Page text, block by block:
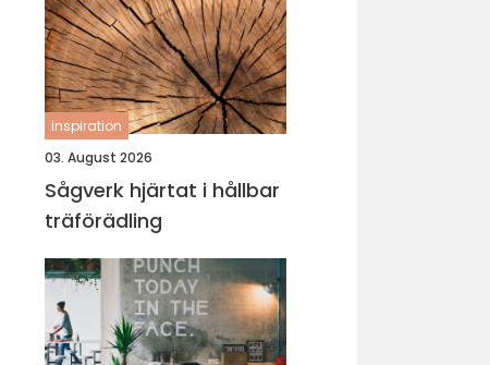
inspiration
03. August 2026
Sågverk hjärtat i hållbar
träförädling